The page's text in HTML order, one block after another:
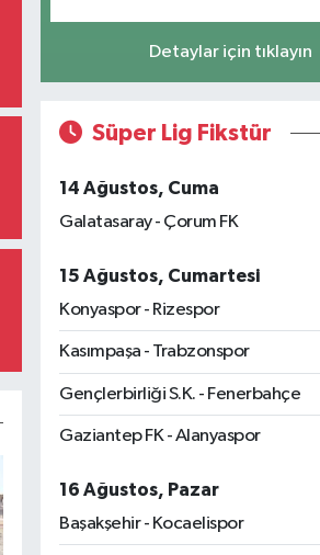
Detaylar için tıklayın
Süper Lig Fikstür
14 Ağustos, Cuma
Galatasaray - Çorum FK
15 Ağustos, Cumartesi
Konyaspor - Rizespor
Kasımpaşa - Trabzonspor
Gençlerbirliği S.K. - Fenerbahçe
Gaziantep FK - Alanyaspor
16 Ağustos, Pazar
Başakşehir - Kocaelispor